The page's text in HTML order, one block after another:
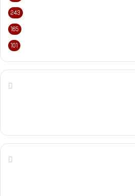
243
165
101